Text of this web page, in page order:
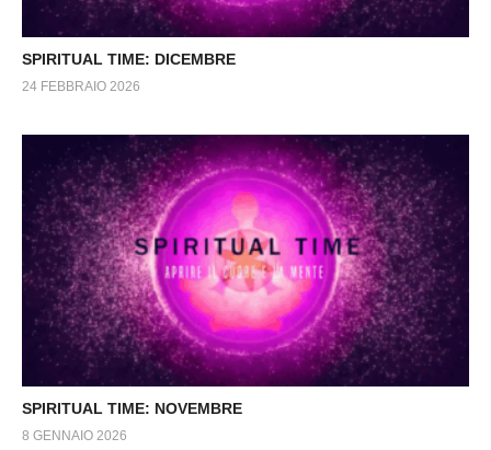
SPIRITUAL TIME: DICEMBRE
24 FEBBRAIO 2026
SPIRITUAL TIME: NOVEMBRE
8 GENNAIO 2026